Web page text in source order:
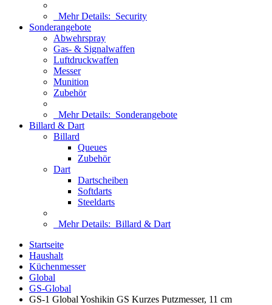
Mehr Details: Security
Sonderangebote
Abwehrspray
Gas- & Signalwaffen
Luftdruckwaffen
Messer
Munition
Zubehör
Mehr Details: Sonderangebote
Billard & Dart
Billard
Queues
Zubehör
Dart
Dartscheiben
Softdarts
Steeldarts
Mehr Details: Billard & Dart
Startseite
Haushalt
Küchenmesser
Global
GS-Global
GS-1 Global Yoshikin GS Kurzes Putzmesser, 11 cm